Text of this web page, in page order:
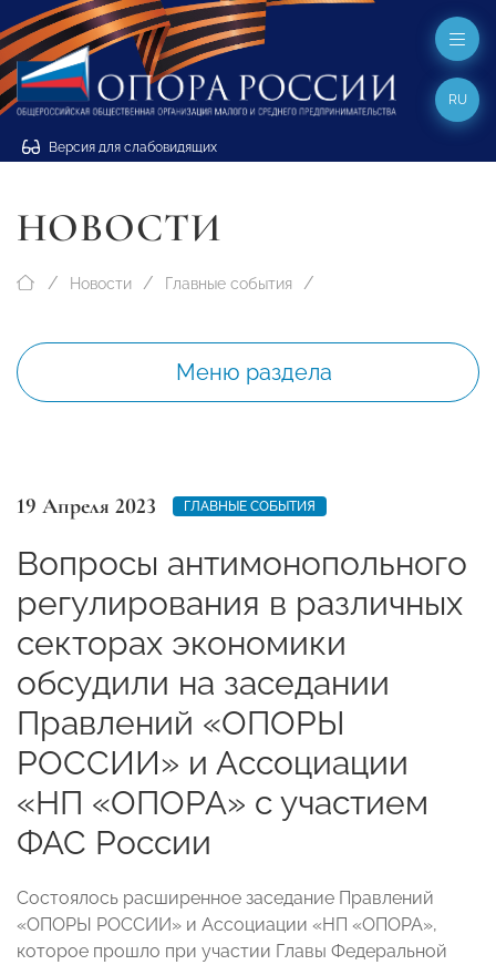
Версия для слабовидящих
RU
НОВОСТИ
Новости Главные события
Меню раздела
19 Апреля 2023 ГЛАВНЫЕ СОБЫТИЯ
Вопросы антимонопольного
регулирования в различных
секторах экономики
обсудили на заседании
Правлений «ОПОРЫ
РОССИИ» и Ассоциации
«НП «ОПОРА» с участием
ФАС России
Состоялось расширенное заседание Правлений
«ОПОРЫ РОССИИ» и Ассоциации «НП «ОПОРА»,
которое прошло при участии Главы Федеральной